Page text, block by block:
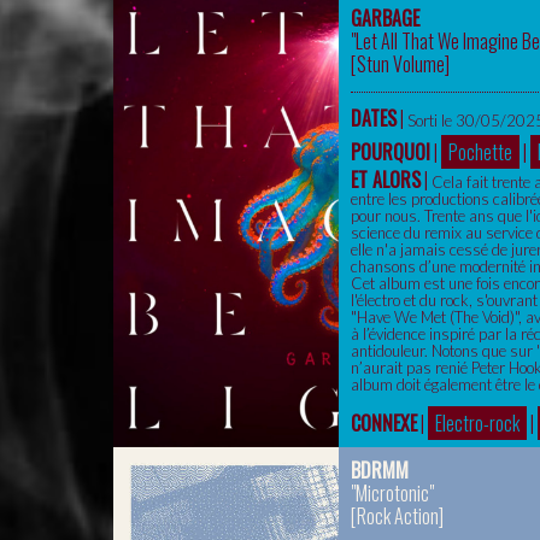
GARBAGE
"Let All That We Imagine
[Stun Volume]
DATES| Sorti le 30/05/
POURQUOI| Pochette |
ET ALORS| Cela fait trente
entre les productions
pour nous. Trente ans que
science du remix au
elle n'a jamais cessé de
chansons d’une modernité
Cet album est une fois
l'électro et du rock,
"Have We Met (The Void)",
à l’évidence inspiré par la
antidouleur. Notons que
n’aurait pas renié Peter
album doit également être
CONNEXE| Electro-rock |
BDRMM
"Microtonic"
[Rock Action]